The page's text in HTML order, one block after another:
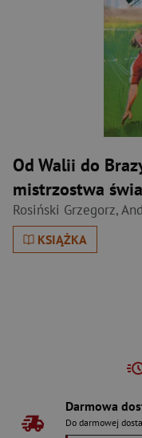
Od Walii do
mistrzostwa
Rosiński Grzegorz,
KSIĄŻKA
Darmowa
Do darmowej